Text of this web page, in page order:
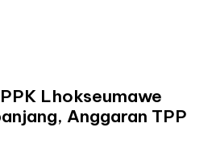
Lhokseumawe
Anggaran TPP